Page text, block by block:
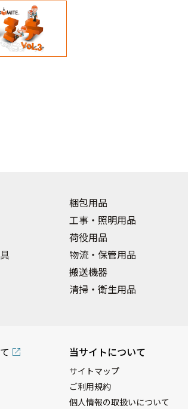
梱包用品
工事・照明用品
荷役用品
物流・保管用品
搬送機器
清掃・衛生用品
当サイトについて
サイトマップ
ご利用規約
個人情報の取扱いについて